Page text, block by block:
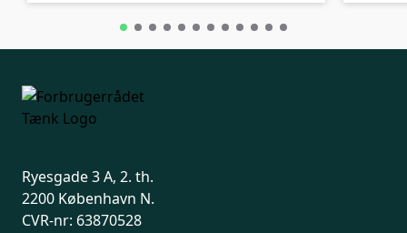
Ryesgade 3 A, 2. th.
2200 København N.
CVR-nr: 63870528